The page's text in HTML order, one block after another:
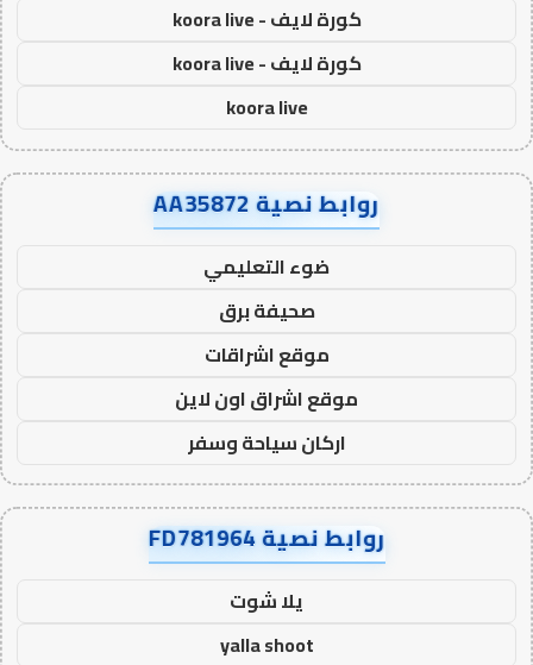
كورة لايف - koora live
كورة لايف - koora live
koora live
روابط نصية AA35872
ضوء التعليمي
صحيفة برق
موقع اشراقات
موقع اشراق اون لاين
اركان سياحة وسفر
روابط نصية FD781964
يلا شوت
yalla shoot